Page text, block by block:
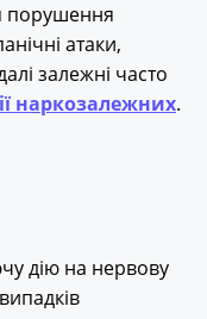
порушення
атаки,
залежні часто
наркозалежних.
дію на нервову